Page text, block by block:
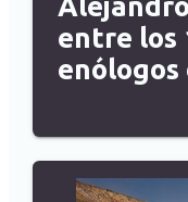
entre los
enólogos